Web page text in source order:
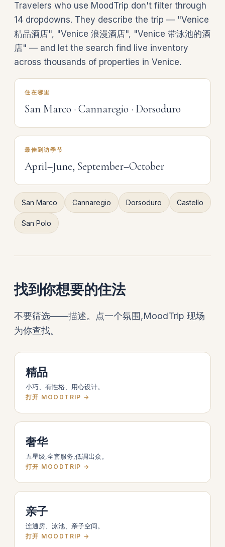
Travelers who use MoodTrip don't filter through
14 dropdowns. They describe the trip — "Venice
精品酒店", "Venice 浪漫酒店", "Venice 带泳池的酒
店" — and let the search find live inventory
across thousands of properties in Venice.
住在哪里
San Marco · Cannaregio · Dorsoduro
最佳到访季节
April–June, September–October
San Marco Cannaregio Dorsoduro Castello
San Polo
找到你想要的住法
不要筛选——描述。点一个氛围,MoodTrip 现场
为你查找。
精品
小巧、有性格、用心设计。
打开 MOODTRIP →
奢华
五星级,全套服务,低调出众。
打开 MOODTRIP →
亲子
连通房、泳池、亲子空间。
打开 MOODTRIP →